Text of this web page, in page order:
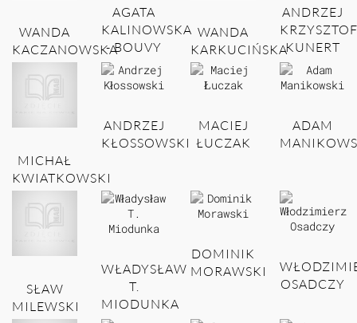
WANDA
KACZANOWSKA
AGATA
KALINOWSKA
- BOUVY
WANDA
KARKUCIŃSKA
ANDRZEJ
KRZYSZTOF
KUNERT
MICHAŁ
KWIATKOWSKI
ANDRZEJ
KŁOSSOWSKI
MACIEJ
ŁUCZAK
ADAM
SŁAW
MILEWSKI
WŁADYSŁAW
T.
MIODUNKA
DOMINIK
MORAWSKI
OSADCZY